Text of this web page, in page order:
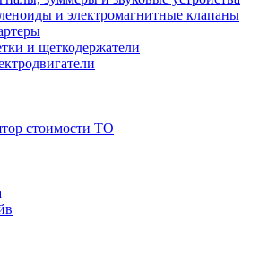
и электромагнитные клапаны
и щеткодержатели
стоимости ТО